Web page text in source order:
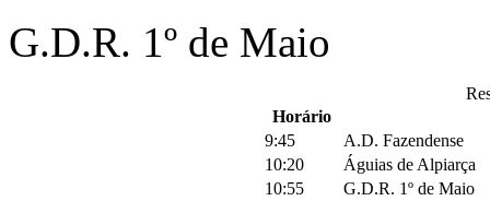
G.D.R. 1º de Maio
Horário
9:45
A.D. Fazendense
10:20
Águias de Alpiarça
10:55
G.D.R. 1º de Maio